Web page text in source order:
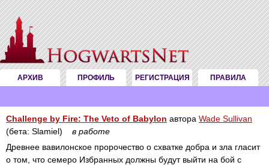
АРХИВ ПРОФИЛЬ РЕГИСТРАЦИЯ ПРАВИЛА
Challenge by Fire: The Veto of Babylon автора Wade Sullivan
(бета: Slamiel) в работе
Древнее вавилонское пророчество о схватке добра и зла гласит
о том, что семеро Избранных должны будут выйти на бой с